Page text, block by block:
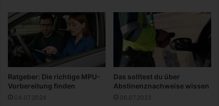
S
b
a
n
M
o
l
S
W
Ratgeber: Die richtige MPU-
Vorbereitung finden
04.07.2024
Das solltest du über
Abstinenznachweise wissen
06.07.2023